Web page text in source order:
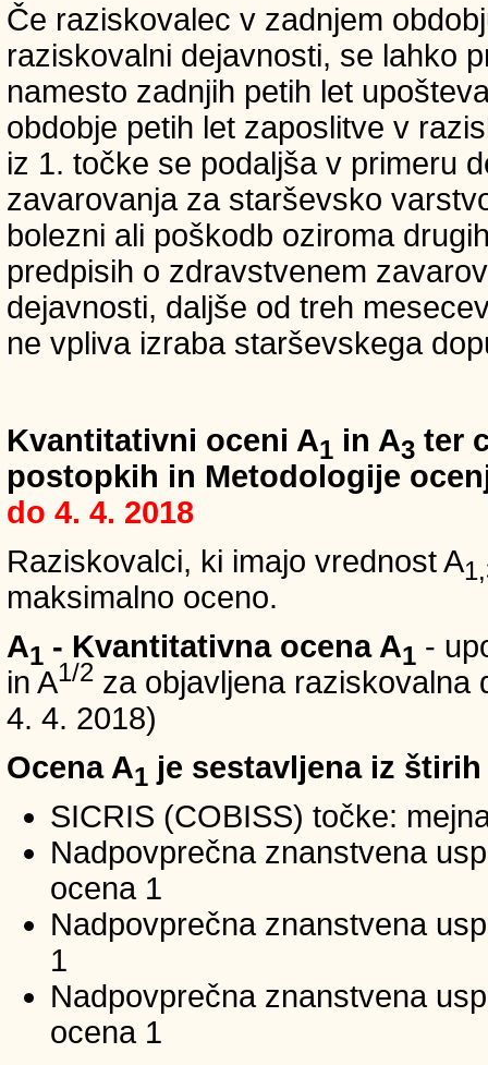
Če raziskovalec v zadnjem
raziskovalni dejavnosti, se lahko
namesto zadnjih petih let
obdobje petih let zaposlitve v
iz 1. točke se podaljša v primeru
zavarovanja za starševsko
bolezni ali poškodb oziroma
predpisih o zdravstvenem
dejavnosti, daljše od treh
ne vpliva izraba starševskega
Kvantitativni oceni A1 in A3 ter
postopkih in Metodologije
do 4. 4. 2018
Raziskovalci, ki imajo vrednost A
maksimalno oceno.
A1 - Kvantitativna ocena A1 -
in A1/2 za objavljena raziskovalna
4. 4. 2018)
Ocena A1 je sestavljena iz
SICRIS (COBISS) točke:
Nadpovprečna znanstvena
ocena 1
Nadpovprečna znanstvena
1
Nadpovprečna znanstvena
ocena 1